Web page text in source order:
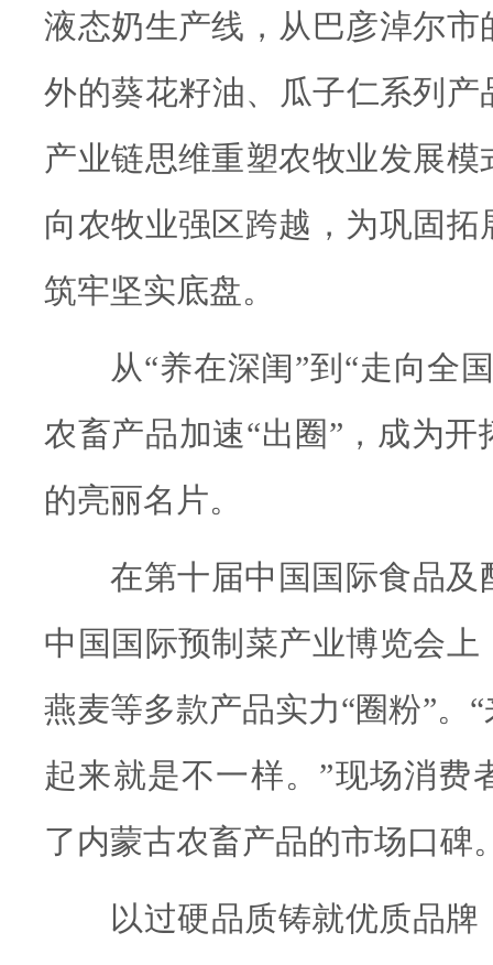
液态奶生产线，从巴彦淖尔
外的葵花籽油、瓜子仁系列
产业链思维重塑农牧业发展
向农牧业强区跨越，为巩固
筑牢坚实底盘。
从“养在深闺”到“走向全
农畜产品加速“出圈”，成为
的亮丽名片。
在第十届中国国际食品及
中国国际预制菜产业博览会
燕麦等多款产品实力“圈粉”。
起来就是不一样。”现场消费
了内蒙古农畜产品的市场口碑
以过硬品质铸就优质品